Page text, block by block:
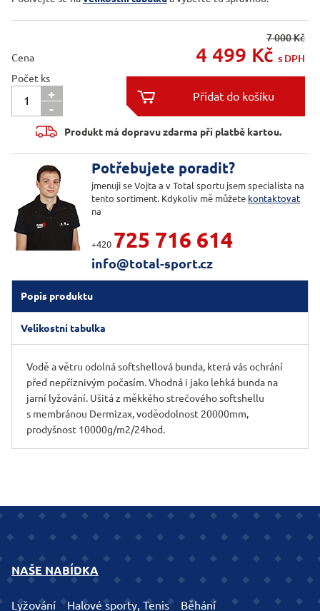
Cena
7 000 Kč
4 499 Kč s DPH
Počet ks
+
-


Produkt má dopravu zdarma při platbě kartou.
Potřebujete poradit?
jmenuji se Vojta a v Total sportu jsem specialista na
tento sortiment. Kdykoliv mě můžete kontaktovat
na
+420 725 716 614
info@total-sport.cz
Popis produktu
Velikostní tabulka
Vodě a větru odolná softshellová bunda, která vás ochrání
před nepříznivým počasím. Vhodná i jako lehká bunda na
jarní lyžování. Ušitá z měkkého strečového softshellu
s membránou Dermizax, voděodolnost 20000mm,
prodyšnost 10000g/m2/24hod.
NAŠE NABÍDKA
Lyžování Halové sporty, Tenis
Běhání